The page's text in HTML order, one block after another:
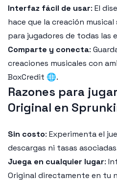
Interfaz fácil de usar: El
hace que la creación
para jugadores de todas las
Comparte y conecta:
creaciones musicales con
BoxCredit 🌐.
Razones para
Original en
Sin costo: Experimenta el
descargas ni tasas
Juega en cualquier lugar:
Original directamente en tu